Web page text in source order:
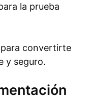
la prueba
para convertirte
y seguro.